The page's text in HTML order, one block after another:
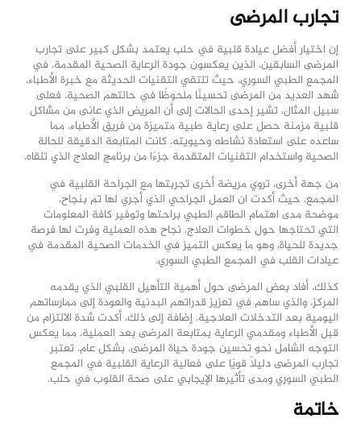
تجارب المرضى
إن اختيار أفضل عيادة قلبية في حلب يعتمد بشكل كبير على تجارب
المرضى السابقين، الذين يعكسون جودة الرعاية الصحية المقدمة. في
المجمع الطبي السوري، حيث تلتقي التقنيات الحديثة مع خبرة الأطباء،
شهد العديد من المرضى تحسينًا ملحوظًا في حالتهم الصحية. فعلى
سبيل المثال، تشير إحدى الحالات إلى أن المريض الذي عانى من مشاكل
قلبية مزمنة حصل على رعاية طبية متميزة من فريق الأطباء، مما
ساعده على استعادة نشاطه وحيويته. كانت المتابعة الدقيقة للحالة
الصحية واستخدام التقنيات المتقدمة جزءًا من برنامج العلاج الذي تلقاه.
من جهة أخرى، تروي مريضة أخرى تجربتها مع الجراحة القلبية في
المجمع، حيث أكدت ان العمل الجراحي الذي أجري لها تم بنجاح،
موضحة مدى اهتمام الطاقم الطبي براحتها وتوفير كافة المعلومات
التي تحتاجها حول خطوات العلاج. نجاح هذه العملية وفرت لها فرصة
جديدة للحياة، وهو ما يعكس التميز في الخدمات الصحية المقدمة في
عيادات القلب في المجمع الطبي السوري.
كذلك، أفاد بعض المرضى حول أهمية التأهيل القلبي الذي يقدمه
المركز، والذي ساهم في تعزيز قدراتهم البدنية والعودة إلى ممارساتهم
اليومية بعد التدخلات العلاجية. إضافة إلى ذلك، أكدت شدة الالتزام من
قبل الأطباء ومقدمي الرعاية بمتابعة المرضى بعد العملية، مما يعكس
التوجه الشامل نحو تحسين جودة حياة المرضى. بشكل عام، تعتبر
تجارب المرضى دليلاً قويًا على فعالية الرعاية القلبية في المجمع
الطبي السوري ومدى تأثيرها الإيجابي على صحة القلوب في حلب.
خاتمة